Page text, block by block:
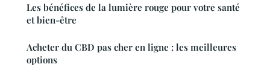
Les bénéfices de la lumière rouge pour votre santé
et bien-être
Acheter du CBD pas cher en ligne : les meilleures
options